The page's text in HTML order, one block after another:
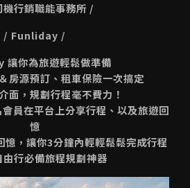
行銷職能事務所 /
/ Funliday /
你為旅遊輕鬆做準備
房源預訂、租車保險一次搞定
面，規劃行程毫不費力！
員在平台上分享行程、以及旅遊回
憶
憶，讓你3分鐘內輕輕鬆鬆完成行程
由行必備旅程規劃神器